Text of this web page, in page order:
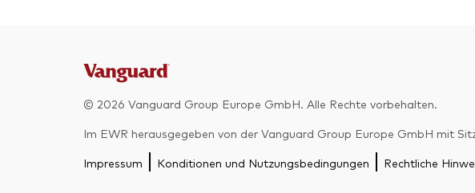
© 2026 Vanguard Group Europe GmbH. Alle Rechte vorbehalten.
Im EWR herausgegeben von der Vanguard Group Europe GmbH mit
Impressum Konditionen und Nutzungsbedingungen Rechtliche